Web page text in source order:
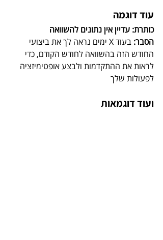
עוד דוגמה
כותרת: עדיין אין נתונים להשוואה
הסבר:
בעוד X ימים נראה לך את ביצועי
החודש הזה בהשוואה לחודש הקודם, כדי
לראות את ההתקדמות ולבצע אופטימיזציה
לפעולות שלך
ועוד דוגמאות